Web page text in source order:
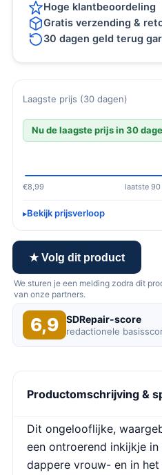
Hoge klantbeoordeling
Gratis verzending &
30 dagen geld terug
Laagste prijs (30 dagen)
Nu de laagste prijs in 30
€8,99 laatste 90
Bekijk prijsverloop
★ Volg dit product
We sturen je een melding zodra dit
van onze partners.
6,9 SDRepair-score
redactionele
Productomschrijving &
Dit ongelooflijke,
een ontroerend inkijkje
dappere vrouw- en in